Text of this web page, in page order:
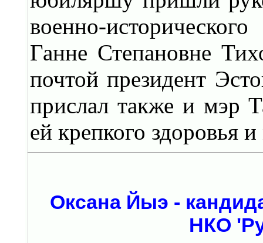
военно-
Ганне Степановне
почтой президент
прислал также и мэр
ей крепкого здоровья
Оксана Йыэ -
НКО